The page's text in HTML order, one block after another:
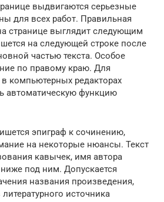
выдвигаются серьезные
для всех работ. Правильная
странице выглядит следующим
на следующей строке после
частью текста. Особое
по правому краю. Для
компьютерных редакторах
автоматическую функцию
эпиграф к сочинению,
на некоторые нюансы. Текст
кавычек, имя автора
под ним. Допускается
названия произведения,
источника